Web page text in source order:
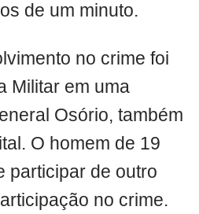
de um minuto.
no crime foi
Militar em uma
Osório, também
O homem de 19
participar de outro
no crime.